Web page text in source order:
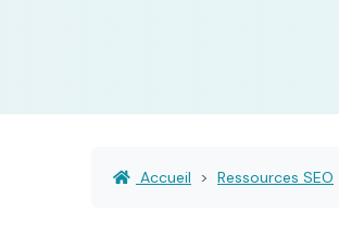
Accueil Ressources SEO